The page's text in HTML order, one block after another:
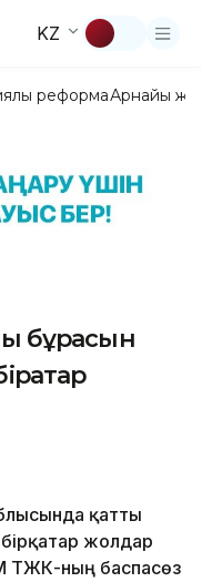
KZ
реформаАрнайы
бұрқасын
қатты
жолдар
ТЖК-ның баспасөз